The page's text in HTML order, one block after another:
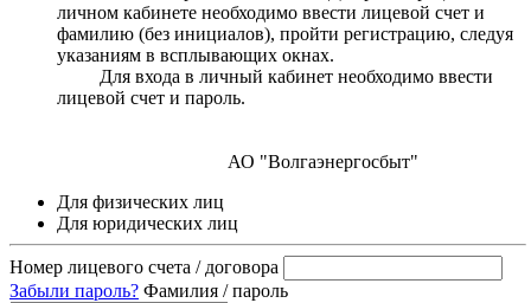
личном кабинете необходимо ввести лицевой счет и
фамилию (без инициалов), пройти регистрацию, следуя
указаниям в всплывающих окнах.
Для входа в личный кабинет необходимо ввести
лицевой счет и пароль.
АО "Волгаэнергосбыт"
Для физических лиц
Для юридических лиц
Номер лицевого счета / договора
Забыли пароль? Фамилия / пароль